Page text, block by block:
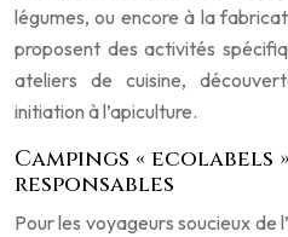
légumes, ou encore à la
proposent des activités
ateliers de cuisine,
initiation à l’apiculture.
Campings « ecolabels
responsables
Pour les voyageurs soucieux de